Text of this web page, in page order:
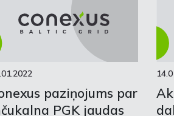
paziņojums par
PGK jaudas